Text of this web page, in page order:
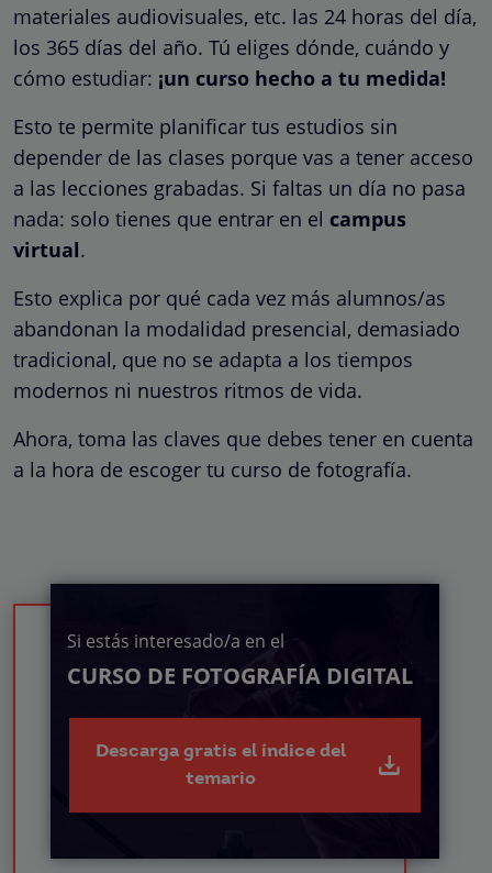
materiales audiovisuales, etc. las 24 horas del día,
los 365 días del año. Tú eliges dónde, cuándo y
cómo estudiar: ¡un curso hecho a tu medida!
Esto te permite planificar tus estudios sin
depender de las clases porque vas a tener acceso
a las lecciones grabadas. Si faltas un día no pasa
nada: solo tienes que entrar en el campus
virtual.
Esto explica por qué cada vez más alumnos/as
abandonan la modalidad presencial, demasiado
tradicional, que no se adapta a los tiempos
modernos ni nuestros ritmos de vida.
Ahora, toma las claves que debes tener en cuenta
a la hora de escoger tu curso de fotografía.
Si estás interesado/a en el
CURSO DE FOTOGRAFÍA DIGITAL
Descarga gratis el índice del
temario